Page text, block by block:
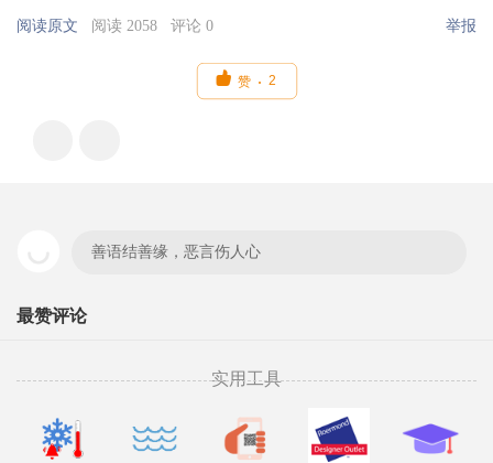
阅读原文 阅读 2058 评论 0 举报
 赞 2
善语结善缘，恶言伤人心
最赞评论
实用工具